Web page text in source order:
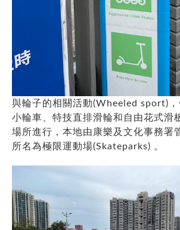
與輪子的相關活動(Wheeled sport)
小輪車、特技直排滑輪和自由花式滑
場所進行，本地由康樂及文化事務署
所名為極限運動場(Skateparks) 。